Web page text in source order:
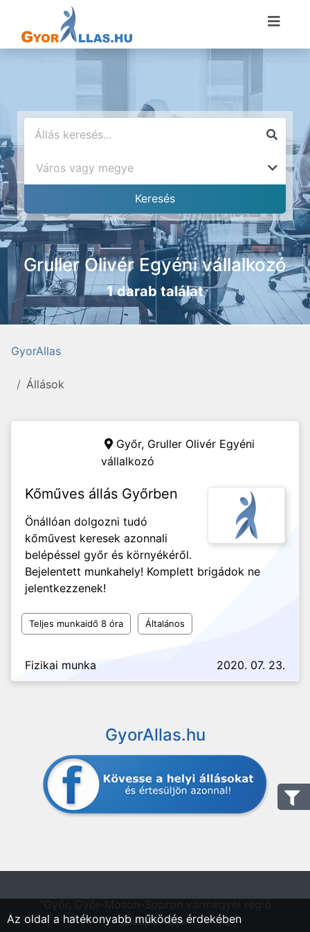
Gruller Olivér Egyéni vállalkozó
1 darab találat
GyorAllas
Állások
Győr, Gruller Olivér Egyéni
vállalkozó
Kőműves állás Győrben
Önállóan dolgozni tudó
kőművest keresek azonnali
belépéssel győr és környékéről.
Bejelentett munkahely! Komplett brigádok ne
jelentkezzenek!
Teljes munkaidő 8 óra Általános
Fizikai munka 2020. 07. 23.
GyorAllas.hu
állásportálja"
Az oldal a hatékonyabb működés érdekében